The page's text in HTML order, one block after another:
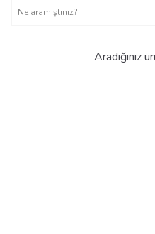
Aradığınız